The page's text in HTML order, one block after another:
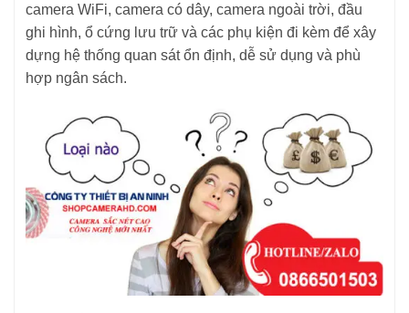
camera WiFi, camera có dây, camera ngoài trời, đầu
ghi hình, ổ cứng lưu trữ và các phụ kiện đi kèm để xây
dựng hệ thống quan sát ổn định, dễ sử dụng và phù
hợp ngân sách.